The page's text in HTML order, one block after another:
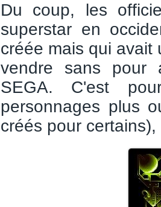
Du coup, les
superstar en
créée mais qui avait
vendre sans pour
SEGA. C'est
personnages plus
créés pour